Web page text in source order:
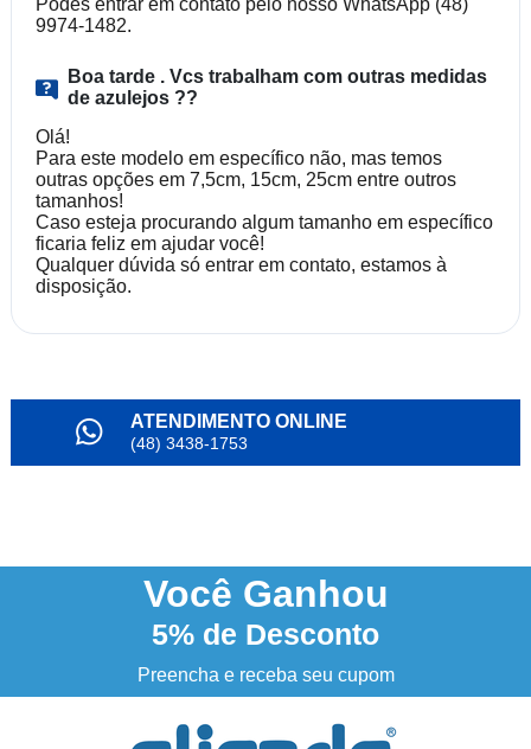
9974-1482.
Boa tarde . Vcs trabalham com outras medidas
de azulejos ??
Olá!
Para este modelo em específico não, mas temos
outras opções em 7,5cm, 15cm, 25cm entre outros
tamanhos!
Caso esteja procurando algum tamanho em específico
ficaria feliz em ajudar você!
Qualquer dúvida só entrar em contato, estamos à
disposição.
ATENDIMENTO ONLINE
(48) 3438-1753
NOSSO INSTAGRAM @alianda_oficial
3% DESCONTO à vista no boleto ou pix
Você Ganhou
5% de Desconto
Preencha e receba seu cupom